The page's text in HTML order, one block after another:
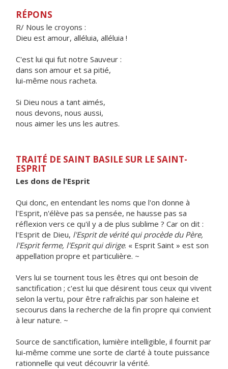
RÉPONS
R/ Nous le croyons :
Dieu est amour, alléluia, alléluia !
C'est lui qui fut notre Sauveur :
dans son amour et sa pitié,
lui-même nous racheta.
Si Dieu nous a tant aimés,
nous devons, nous aussi,
nous aimer les uns les autres.
TRAITÉ DE SAINT BASILE SUR LE SAINT-
ESPRIT
Les dons de l'Esprit
Qui donc, en entendant les noms que l'on donne à
l'Esprit, n'élève pas sa pensée, ne hausse pas sa
réflexion vers ce qu'il y a de plus sublime ? Car on dit :
l'Esprit de Dieu, l'Esprit de vérité qui procède du Père,
l'Esprit ferme, l'Esprit qui dirige. « Esprit Saint » est son
appellation propre et particulière. ~
Vers lui se tournent tous les êtres qui ont besoin de
sanctification ; c'est lui que désirent tous ceux qui vivent
selon la vertu, pour être rafraîchis par son haleine et
secourus dans la recherche de la fin propre qui convient
à leur nature. ~
Source de sanctification, lumière intelligible, il fournit par
lui-même comme une sorte de clarté à toute puissance
rationnelle qui veut découvrir la vérité.